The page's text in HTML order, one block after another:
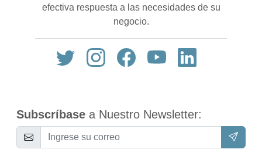
efectiva respuesta a las necesidades de su
negocio.
Subscríbase a Nuestro Newsletter: